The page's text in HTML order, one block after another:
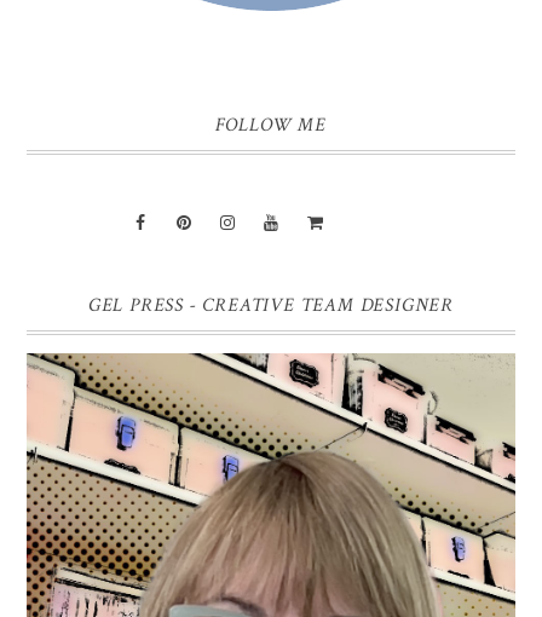
FOLLOW ME
GEL PRESS - CREATIVE TEAM DESIGNER